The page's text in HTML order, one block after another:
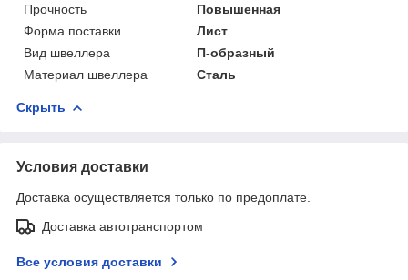
Прочность
Повышенная
Форма поставки
Лист
Вид швеллера
П-образный
Материал швеллера
Сталь
Скрыть
Условия доставки
Доставка осуществляется только по предоплате.
Доставка автотранспортом
Все условия доставки